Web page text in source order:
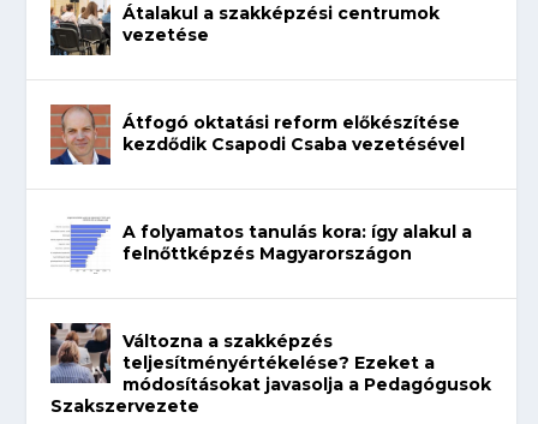
Átalakul a szakképzési centrumok
vezetése
Átfogó oktatási reform előkészítése
kezdődik Csapodi Csaba vezetésével
A folyamatos tanulás kora: így alakul a
felnőttképzés Magyarországon
Változna a szakképzés
teljesítményértékelése? Ezeket a
módosításokat javasolja a Pedagógusok
Szakszervezete